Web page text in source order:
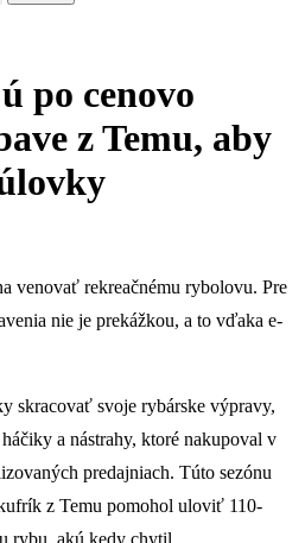
po cenovo
z Temu, aby
venovať rekreačnému rybolovu. Pre
nie je prekážkou, a to vďaka e-
skracovať svoje rybárske výpravy,
a nástrahy, ktoré nakupoval v
predajniach. Túto sezónu
z Temu pomohol uloviť 110-
rybu, akú kedy chytil.